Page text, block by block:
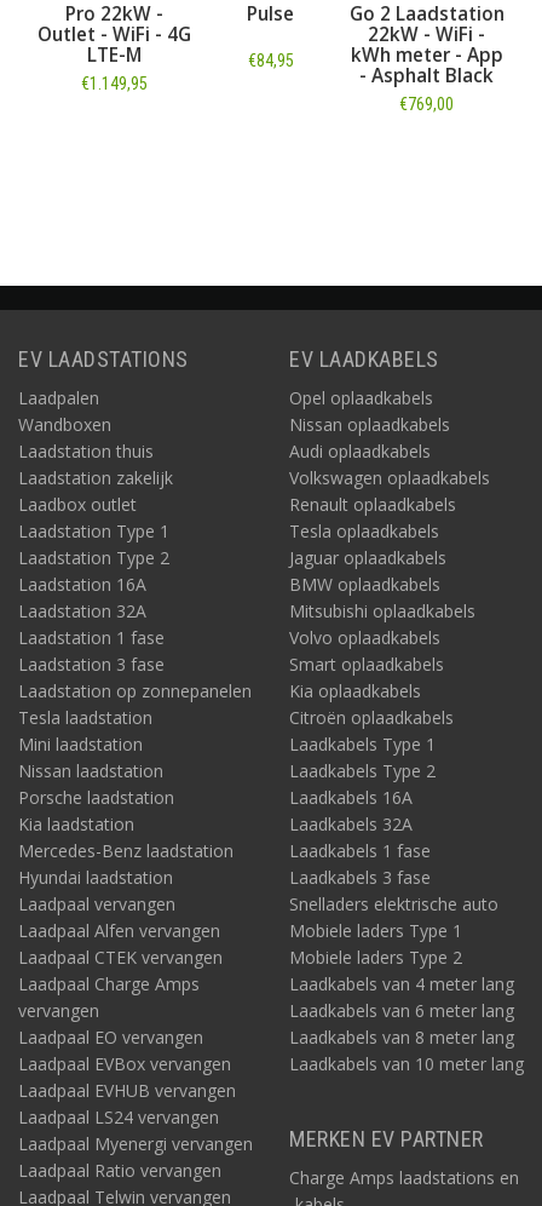
Pro 22kW -
- WiFi - 4G
LTE-M
€1.149,95
Pulse
€84,95
Go 2 Laadstation
22kW - WiFi -
kWh meter - App
- Asphalt Black
€769,00
Sense
EV LAADSTATIONS
Laadpalen
Wandboxen
Laadstation thuis
Laadstation zakelijk
Laadbox outlet
Laadstation Type 1
Laadstation Type 2
Laadstation 16A
Laadstation 32A
Laadstation 1 fase
Laadstation 3 fase
Laadstation op zonnepanelen
Tesla laadstation
Mini laadstation
Nissan laadstation
Porsche laadstation
Kia laadstation
Mercedes-Benz laadstation
Hyundai laadstation
Laadpaal vervangen
Laadpaal Alfen vervangen
Laadpaal CTEK vervangen
Laadpaal Charge Amps
vervangen
Laadpaal EO vervangen
Laadpaal EVBox vervangen
Laadpaal EVHUB vervangen
Laadpaal LS24 vervangen
Laadpaal Myenergi vervangen
Laadpaal Ratio vervangen
Laadpaal Telwin vervangen
EV LAADKABELS
Opel oplaadkabels
Nissan oplaadkabels
Audi oplaadkabels
Volkswagen oplaadkabels
Renault oplaadkabels
Tesla oplaadkabels
Jaguar oplaadkabels
BMW oplaadkabels
Mitsubishi oplaadkabels
Volvo oplaadkabels
Smart oplaadkabels
Kia oplaadkabels
Citroën oplaadkabels
Laadkabels Type 1
Laadkabels Type 2
Laadkabels 16A
Laadkabels 32A
Laadkabels 1 fase
Laadkabels 3 fase
Snelladers elektrische auto
Mobiele laders Type 1
Mobiele laders Type 2
Laadkabels van 4 meter lang
Laadkabels van 6 meter lang
Laadkabels van 8 meter lang
Laadkabels van 10 meter lang
MERKEN EV PARTNER
Charge Amps laadstations en